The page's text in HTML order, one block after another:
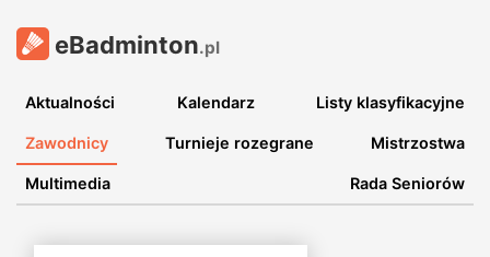
eBadminton.pl
Aktualności Kalendarz Listy klasyfikacyjne
Zawodnicy Turnieje rozegrane Mistrzostwa
Multimedia Rada Seniorów